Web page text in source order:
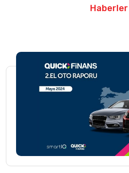
Haberler